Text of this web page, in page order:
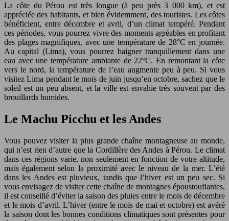
La côte du Pérou est très longue (à peu près 3 000 km), et est
appréciée des habitants, et bien évidemment, des touristes. Les côtes
bénéficient, entre décembre et avril, d’un climat tempéré. Pendant
ces périodes, vous pourrez vivre des moments agréables en profitant
des plages magnifiques, avec une température de 28°C en journée.
Au capital (Lima), vous pourrez baigner tranquillement dans une
eau avec une température ambiante de 22°C. En remontant la côte
vers le nord, la température de l’eau augmente peu à peu. Si vous
visitez Lima pendant le mois de juin jusqu’en octobre, sachez que le
soleil est un peu absent, et la ville est envahie très souvent par des
brouillards humides.
Le Machu Picchu et les Andes
Vous pouvez visiter la plus grande chaîne montagneuse au monde,
qui n’est rien d’autre que la Cordillère des Andes à Pérou. Le climat
dans ces régions varie, non seulement en fonction de votre altitude,
mais également selon la proximité avec le niveau de la mer. L’été
dans les Andes est pluvieux, tandis que l’hiver est un peu sec. Si
vous envisagez de visiter cette chaîne de montagnes époustouflantes,
il est conseillé d’éviter la saison des pluies entre le mois de décembre
et le mois d’avril. L’hiver (entre le mois de mai et octobre) est avéré
la saison dont les bonnes conditions climatiques sont présentes pour